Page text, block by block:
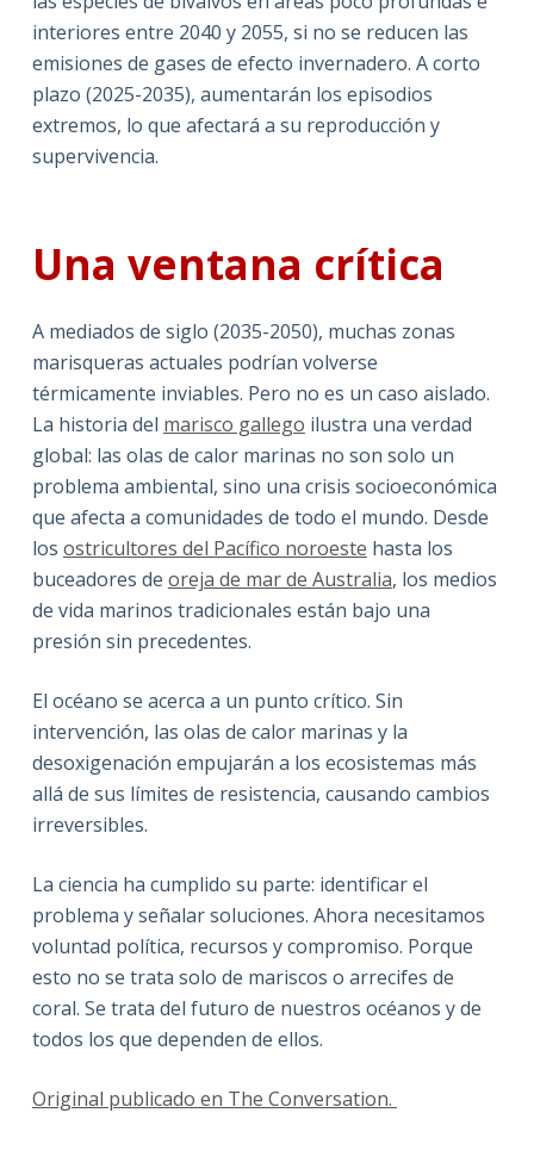
interiores entre 2040 y 2055, si no se reducen las
emisiones de gases de efecto invernadero. A corto
plazo (2025-2035), aumentarán los episodios
extremos, lo que afectará a su reproducción y
supervivencia.
Una ventana crítica
A mediados de siglo (2035-2050), muchas zonas
marisqueras actuales podrían volverse
térmicamente inviables. Pero no es un caso aislado.
La historia del marisco gallego ilustra una verdad
global: las olas de calor marinas no son solo un
problema ambiental, sino una crisis socioeconómica
que afecta a comunidades de todo el mundo. Desde
los ostricultores del Pacífico noroeste hasta los
buceadores de oreja de mar de Australia, los medios
de vida marinos tradicionales están bajo una
presión sin precedentes.
El océano se acerca a un punto crítico. Sin
intervención, las olas de calor marinas y la
desoxigenación empujarán a los ecosistemas más
allá de sus límites de resistencia, causando cambios
irreversibles.
La ciencia ha cumplido su parte: identificar el
problema y señalar soluciones. Ahora necesitamos
voluntad política, recursos y compromiso. Porque
esto no se trata solo de mariscos o arrecifes de
coral. Se trata del futuro de nuestros océanos y de
todos los que dependen de ellos.
Original publicado en The Conversation.